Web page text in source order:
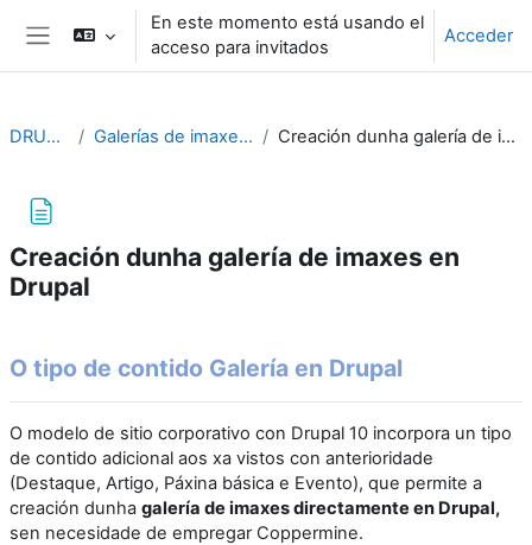
Salta al contenido principal
Panel lateral
En este momento está usando el
acceso para invitados
Acceder
DRUPAL10 Galerías de imaxes en Drupal Creación dunha galería de imaxes en Drupal
Creación dunha galería de imaxes en
Drupal
O tipo de contido Galería en Drupal
O modelo de sitio corporativo con Drupal 10 incorpora un tipo
de contido adicional aos xa vistos con anterioridade
(Destaque, Artigo, Páxina básica e Evento), que permite a
creación dunha galería de imaxes directamente en Drupal,
sen necesidade de empregar Coppermine.